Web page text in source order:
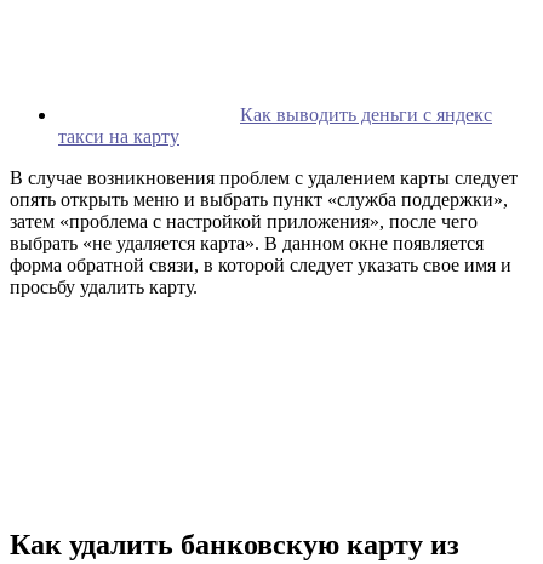
Как выводить деньги с яндекс
такси на карту
В случае возникновения проблем с удалением карты следует
опять открыть меню и выбрать пункт «служба поддержки»,
затем «проблема с настройкой приложения», после чего
выбрать «не удаляется карта». В данном окне появляется
форма обратной связи, в которой следует указать свое имя и
просьбу удалить карту.
Как удалить банковскую карту из